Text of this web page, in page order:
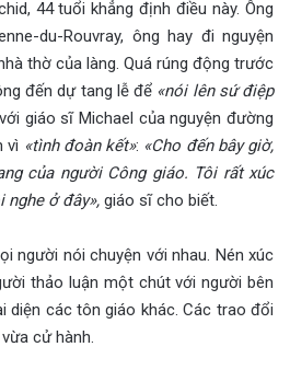
44 tuổi khẳng định điều này. Ông
du-Rouvray, ông hay đi nguyện
thờ của làng. Quá rúng động trước
đến dự tang lễ để «nói lên sứ điệp
giáo sĩ Michael của nguyện đường
vì «tình đoàn kết»: «Cho đến bây giờ,
của người Công giáo. Tôi rất xúc
ở đây», giáo sĩ cho biết.
người nói chuyện với nhau. Nén xúc
thảo luận một chút với người bên
diện các tôn giáo khác. Các trao đổi
cử hành.